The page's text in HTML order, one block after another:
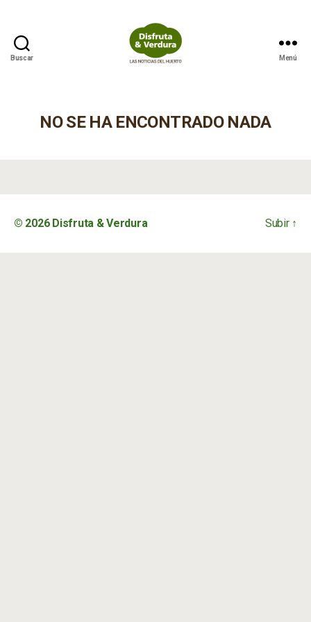
Buscar Menú
NO SE HA ENCONTRADO NADA
© 2026 Disfruta & Verdura Subir ↑